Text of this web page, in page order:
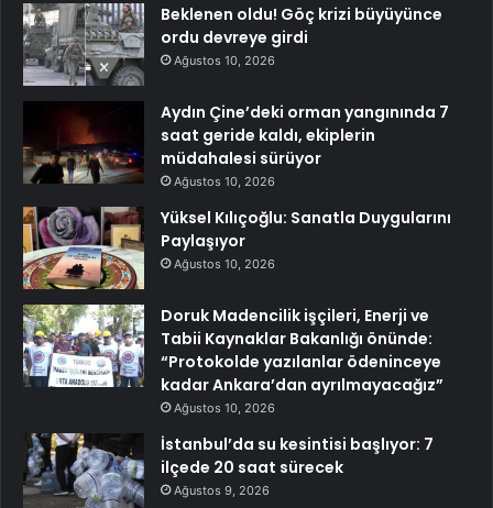
Beklenen oldu! Göç krizi büyüyünce
ordu devreye girdi
Ağustos 10, 2026
Aydın Çine’deki orman yangınında 7
saat geride kaldı, ekiplerin
müdahalesi sürüyor
Ağustos 10, 2026
Yüksel Kılıçoğlu: Sanatla Duygularını
Paylaşıyor
Ağustos 10, 2026
Doruk Madencilik işçileri, Enerji ve
Tabii Kaynaklar Bakanlığı önünde:
“Protokolde yazılanlar ödeninceye
kadar Ankara’dan ayrılmayacağız”
Ağustos 10, 2026
İstanbul’da su kesintisi başlıyor: 7
ilçede 20 saat sürecek
Ağustos 9, 2026